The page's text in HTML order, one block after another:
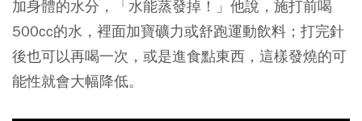
加身體的水分，「水能蒸發掉！」他說， 施打前喝
500cc的水，裡面加寶礦力或舒跑運動飲料；打完針
後也可以再喝一次，或是進食點東西，這樣發燒的可
能性就會大幅降低。